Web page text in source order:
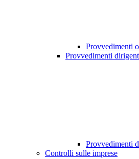
Provvedimenti
Provvedimenti
Provvedimenti
Controlli sulle imprese